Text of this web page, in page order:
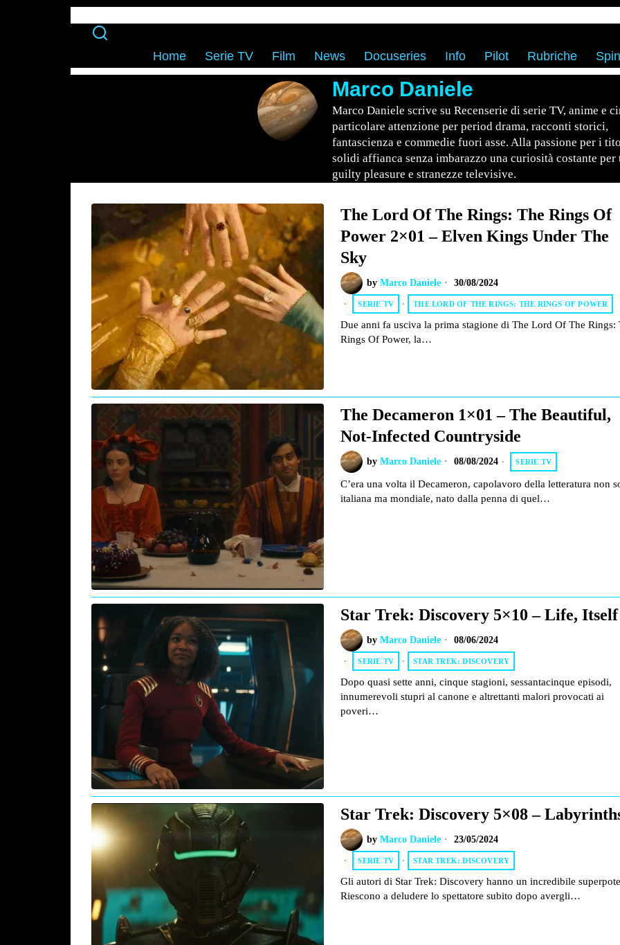
Home Serie TV Film News Docuseries Info Pilot Rubriche
Marco Daniele
Marco Daniele scrive su Recenserie di serie TV, anime e
particolare attenzione per period drama, racconti storici,
fantascienza e commedie fuori asse. Alla passione per i
solidi affianca senza imbarazzo una curiosità costante per
guilty pleasure e stranezze televisive.
The Lord Of The Rings: The Rings Of
Power 2×01 – Elven Kings Under The
Sky
by Marco Daniele 30/08/2024
SERIE TV · THE LORD OF THE RINGS: THE RINGS OF POWER
Due anni fa usciva la prima stagione di The Lord Of The Rings:
Rings Of Power, la…
The Decameron 1×01 – The Beautiful,
Not-Infected Countryside
by Marco Daniele 08/08/2024 SERIE TV
C’era una volta il Decameron, capolavoro della letteratura non
italiana ma mondiale, nato dalla penna di quel…
Star Trek: Discovery 5×10 – Life, Itself
by Marco Daniele 08/06/2024
SERIE TV · STAR TREK: DISCOVERY
Dopo quasi sette anni, cinque stagioni, sessantacinque episodi,
innumerevoli stupri al canone e altrettanti malori provocati ai
poveri…
Star Trek: Discovery 5×08 –
by Marco Daniele 23/05/2024
SERIE TV · STAR TREK: DISCOVERY
Gli autori di Star Trek: Discovery hanno un incredibile
Riescono a deludere lo spettatore subito dopo avergli…